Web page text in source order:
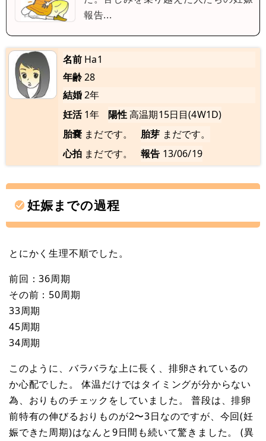
報告...
名前 Ha1
年齢28
結婚2年
妊活 1年 陽性高温期15日目(4W1D)
胎嚢 まだです。 胎芽 まだです。
心拍 まだです。 報告 13/06/19
妊娠までの過程
とにかく生理不順でした。
前回：36周期
その前：50周期
33周期
45周期
34周期
このように、バラバラな上に長く、排卵されているの
か心配でした。 体温だけではタイミングが分からない
為、おりものチェックをしていました。 普段は、排卵
前特有の伸びるおりものが2〜3日なのですが、今回(妊
娠できた周期)はなんと9日間も続いて驚きました。 (異